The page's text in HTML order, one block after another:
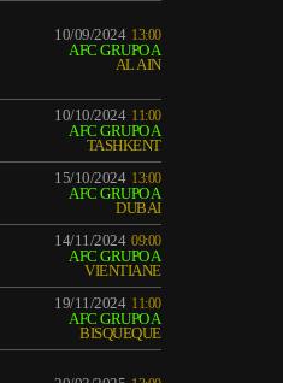
10/09/2024 13:00
AFC GRUPO A
AL AIN
10/10/2024 11:00
AFC GRUPO A
TASHKENT
15/10/2024 13:00
AFC GRUPO A
DUBAI
14/11/202409:00
AFC GRUPO A
VIENTIANE
19/11/2024 11:00
AFC GRUPO A
BISQUEQUE